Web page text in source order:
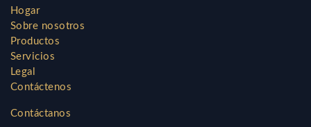
Hogar
Sobre nosotros
Productos
Servicios
Legal
Contáctenos
Contáctanos